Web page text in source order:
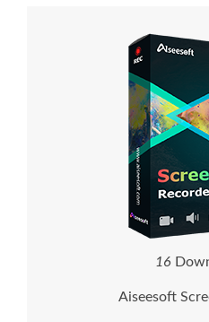
16
Aiseesoft